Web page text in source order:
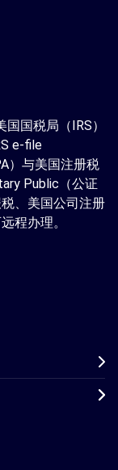
国税局（IRS）
e-file
）与美国注册税
Public（公证
、美国公司注册
程办理。